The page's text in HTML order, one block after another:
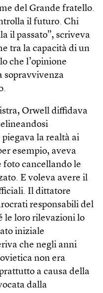
del Grande fratello.
il futuro. Chi
il passato”, scriveva
tra la capacità di un
che l’opinione
sopravvivenza
Orwell diffidava
la realtà ai
esempio, aveva
foto cancellando le
E voleva avere il
Il dittatore
responsabili del
le loro rilevazioni lo
iniziale
che negli anni
non era
a causa della
dalla